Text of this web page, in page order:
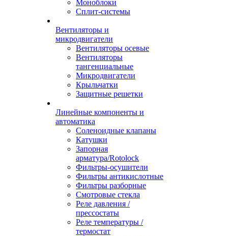
Моноблоки
Сплит-системы
Вентиляторы и
микродвигатели
Вентиляторы осевые
Вентиляторы
тангенциальные
Микродвигатели
Крыльчатки
Защитные решетки
Линейные компоненты и
автоматика
Соленоидные клапаны
Катушки
Запорная
арматура/Rotolock
Фильтры-осушители
Фильтры антикислотные
Фильтры разборные
Смотровые стекла
Реле давления /
прессостаты
Реле температуры /
термостат